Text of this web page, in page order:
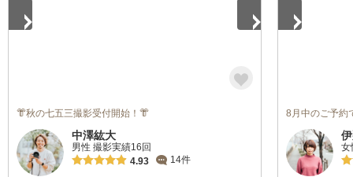
👘秋の七五三撮影受付開始！👘
中澤紘大
男性 撮影実績16回
4.93
14件
8月中のご予約
女